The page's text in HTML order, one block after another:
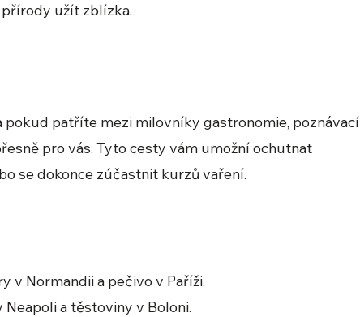
užít zblízka.
patříte mezi milovníky gastronomie, poznávací
pro vás. Tyto cesty vám umožní ochutnat
se dokonce zúčastnit kurzů vaření.
v Normandii a pečivo v Paříži.
Neapoli a těstoviny v Boloni.